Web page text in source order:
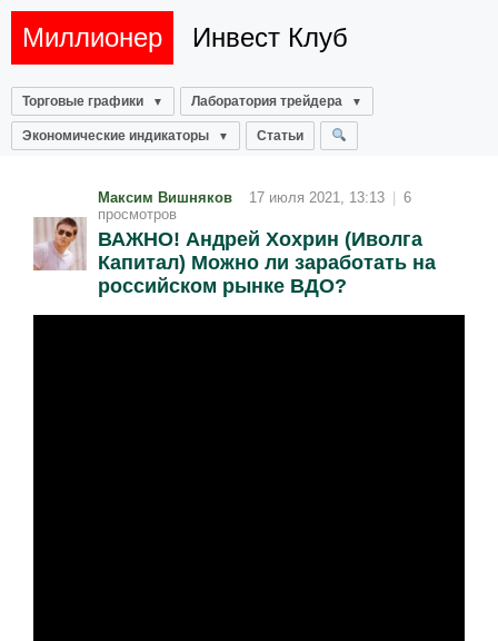
Миллионер Инвест Клуб
Торговые графики Лаборатория трейдера
Экономические индикаторы Статьи
Максим Вишняков 17 июля 2021, 13:13
6
просмотров
ВАЖНО! Андрей Хохрин (Иволга
Капитал) Можно ли заработать на
российском рынке ВДО?